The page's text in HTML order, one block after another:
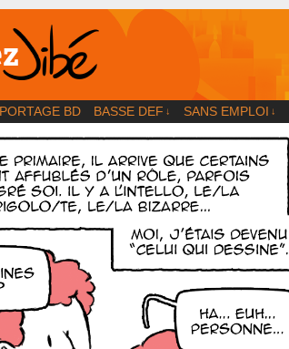
BD | Illustration | Blog
BD BASSE DEF ↓ SANS EMPLOI ↓